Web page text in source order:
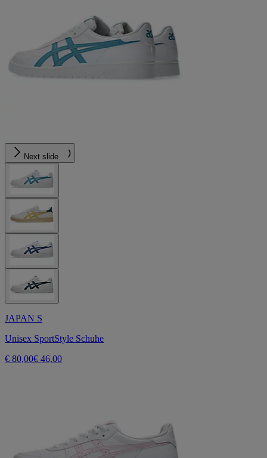
Next slide
JAPAN S
Unisex SportStyle Schuhe
€ 80,00€ 46,00